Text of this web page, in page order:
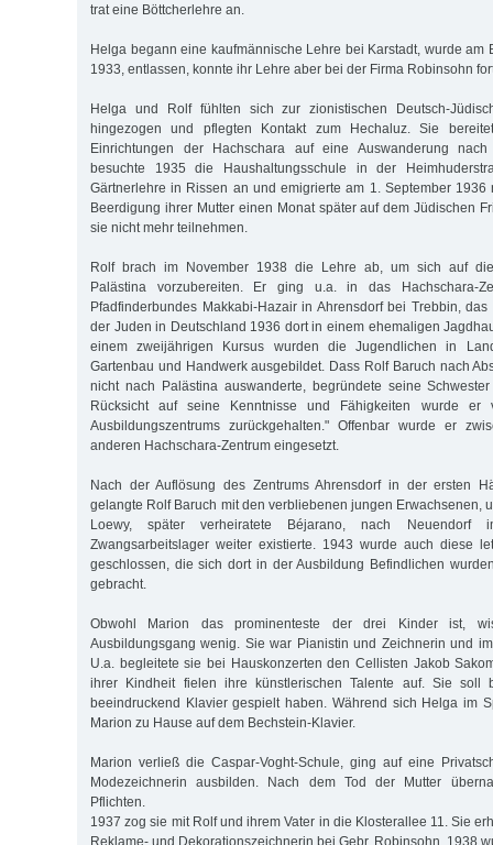
trat eine Böttcherlehre an.
Helga begann eine kaufmännische Lehre bei Karstadt, wurde am
1933, entlassen, konnte ihr Lehre aber bei der Firma Robinsohn
Helga und Rolf fühlten sich zur zionistischen Deutsch-
hingezogen und pflegten Kontakt zum Hechaluz. Sie
Einrichtungen der Hachschara auf eine Auswanderung
besuchte 1935 die Haushaltungsschule in der
Gärtnerlehre in Rissen an und emigrierte am 1. September 1936
Beerdigung ihrer Mutter einen Monat später auf dem Jüdischen
sie nicht mehr teilnehmen.
Rolf brach im November 1938 die Lehre ab, um sich auf
Palästina vorzubereiten. Er ging u.a. in das Hachschara-
Pfadfinderbundes Makkabi-Hazair in Ahrensdorf bei Trebbin,
der Juden in Deutschland 1936 dort in einem ehemaligen
einem zweijährigen Kursus wurden die Jugendlichen in
Gartenbau und Handwerk ausgebildet. Dass Rolf Baruch nach
nicht nach Palästina auswanderte, begründete seine
Rücksicht auf seine Kenntnisse und Fähigkeiten wurde
Ausbildungszentrums zurückgehalten." Offenbar wurde er
anderen Hachschara-Zentrum eingesetzt.
Nach der Auflösung des Zentrums Ahrensdorf in der ersten
gelangte Rolf Baruch mit den verbliebenen jungen Erwachsenen,
Loewy, später verheiratete Béjarano, nach
Zwangsarbeitslager weiter existierte. 1943 wurde auch diese
geschlossen, die sich dort in der Ausbildung Befindlichen
gebracht.
Obwohl Marion das prominenteste der drei Kinder ist,
Ausbildungsgang wenig. Sie war Pianistin und Zeichnerin und
U.a. begleitete sie bei Hauskonzerten den Cellisten Jakob
ihrer Kindheit fielen ihre künstlerischen Talente auf. Sie soll
beeindruckend Klavier gespielt haben. Während sich Helga im
Marion zu Hause auf dem Bechstein-Klavier.
Marion verließ die Caspar-Voght-Schule, ging auf eine
Modezeichnerin ausbilden. Nach dem Tod der Mutter
Pflichten.
1937 zog sie mit Rolf und ihrem Vater in die Klosterallee 11. Sie
Reklame- und Dekorationszeichnerin bei Gebr. Robinsohn. 1938